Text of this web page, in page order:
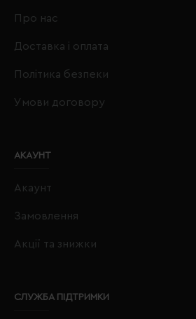
Про нас
Доставка і оплата
Політика безпеки
Умови договору
АКАУНТ
Акаунт
Замовлення
Акції та знижки
СЛУЖБА ПІДТРИМКИ